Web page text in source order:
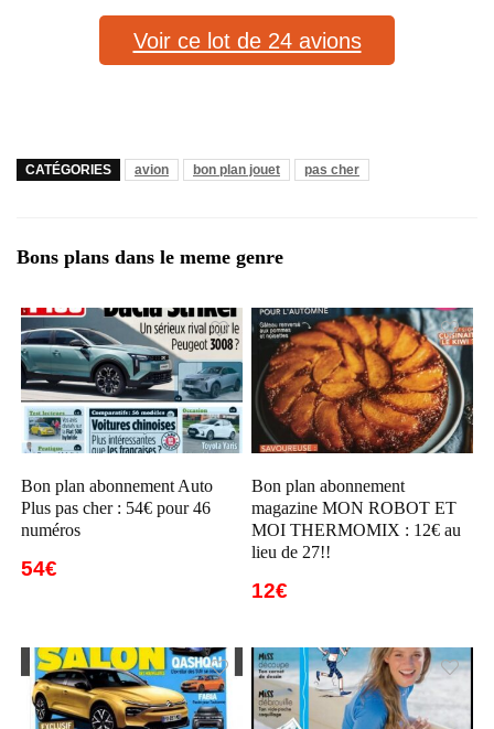
Voir ce lot de 24 avions
CATÉGORIES avion bon plan jouet pas cher
Bons plans dans le meme genre
Bon plan abonnement Auto
Plus pas cher : 54€ pour 46
numéros
54€
Bon plan abonnement
magazine MON ROBOT ET
MOI THERMOMIX : 12€ au
lieu de 27!!
12€